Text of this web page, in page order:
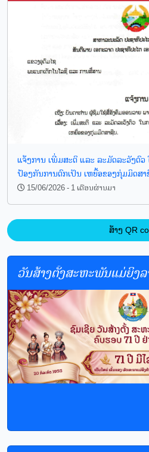
ແຈ້ງການ ເພີ່ມສະຕິ ແລະ ລະມັດລະວັງຕົ
ປ້ອງກັນການຕົກເປັນ ເຫຍື້ອຂອງກຸ່ມມິດສ
15/06/2026 - 1 ເດືອນຜ່ານມາ
ສ້າງ QR
ວັນສ້າງຕັ້ງສະຫະພັນແມ່ຍິງລ